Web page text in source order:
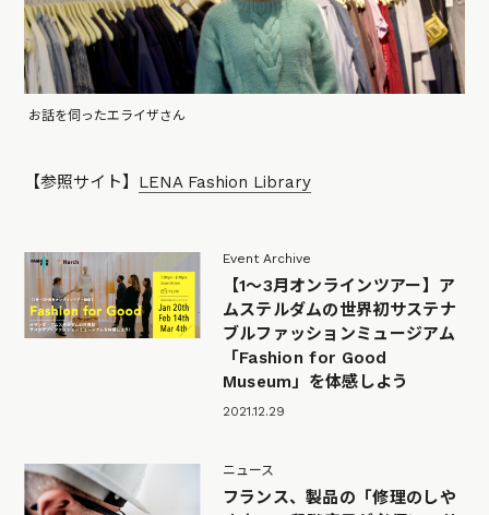
お話を伺ったエライザさん
【参照サイト】 LENA Fashion Library
Event Archive
【1〜3月オンラインツアー】ア
ムステルダムの世界初サステナ
ブルファッションミュージアム
「Fashion for Good
Museum」を体感しよう
2021.12.29
ニュース
フランス、製品の「修理のしや